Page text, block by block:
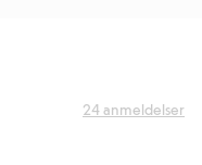
24anmeldelser